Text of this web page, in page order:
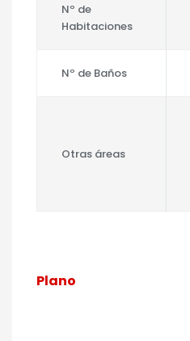
Nº de
Habitaciones
Nº de Baños
Otras áreas
Plano